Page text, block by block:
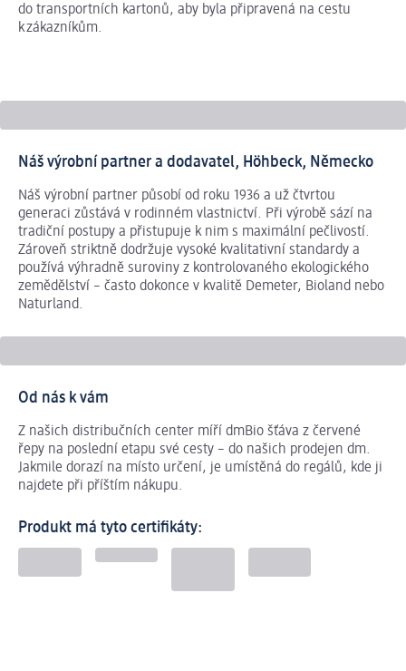
do transportních kartonů, aby byla připravená na cestu
k zákazníkům.
Náš výrobní partner a dodavatel, Höhbeck, Německo
Náš výrobní partner působí od roku 1936 a už čtvrtou
generaci zůstává v rodinném vlastnictví. Při výrobě sází na
tradiční postupy a přistupuje k nim s maximální pečlivostí.
Zároveň striktně dodržuje vysoké kvalitativní standardy a
používá výhradně suroviny z kontrolovaného ekologického
zemědělství – často dokonce v kvalitě Demeter, Bioland nebo
Naturland.
Od nás k vám
Z našich distribučních center míří dmBio šťáva z červené
řepy na poslední etapu své cesty – do našich prodejen dm.
Jakmile dorazí na místo určení, je umístěná do regálů, kde ji
najdete při příštím nákupu.
Produkt má tyto certifikáty: